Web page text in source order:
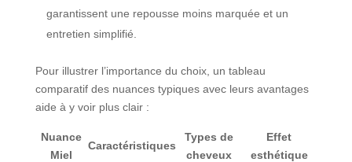
garantissent une repousse moins marquée et un
entretien simplifié.
Pour illustrer l’importance du choix, un tableau
comparatif des nuances typiques avec leurs avantages
aide à y voir plus clair :
Nuance
Miel
Caractéristiques
Types de
cheveux
Effet
esthétique